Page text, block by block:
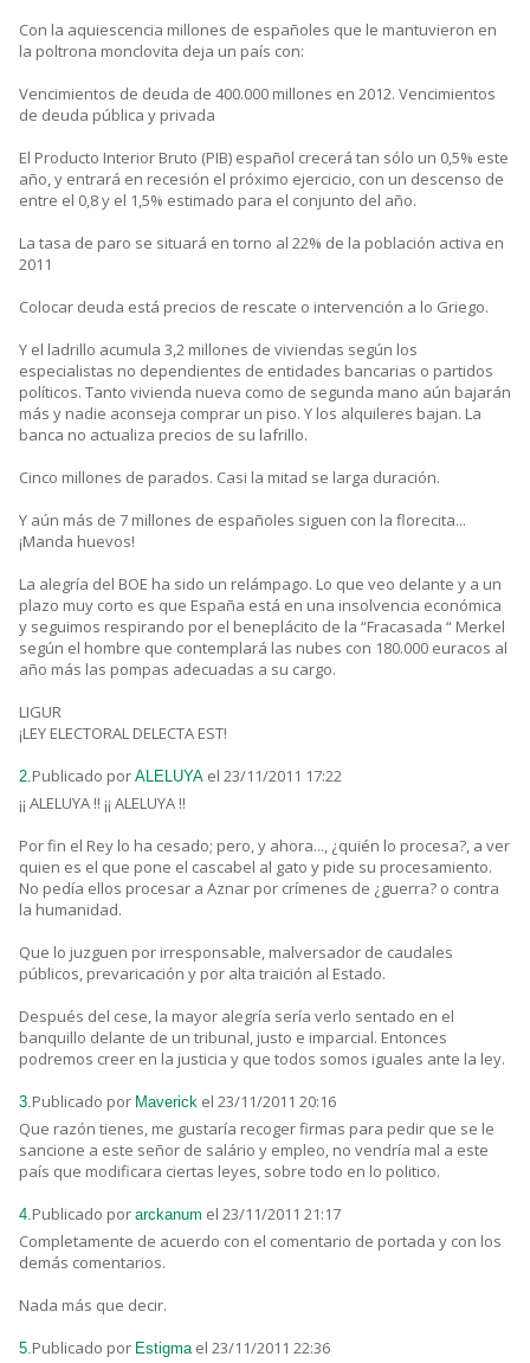
Con la aquiescencia millones de españoles que le mantuvieron en
la poltrona monclovita deja un país con:
Vencimientos de deuda de 400.000 millones en 2012. Vencimientos
de deuda pública y privada
El Producto Interior Bruto (PIB) español crecerá tan sólo un 0,5% este
año, y entrará en recesión el próximo ejercicio, con un descenso de
entre el 0,8 y el 1,5% estimado para el conjunto del año.
La tasa de paro se situará en torno al 22% de la población activa en
2011
Colocar deuda está precios de rescate o intervención a lo Griego.
Y el ladrillo acumula 3,2 millones de viviendas según los
especialistas no dependientes de entidades bancarias o partidos
políticos. Tanto vivienda nueva como de segunda mano aún bajarán
más y nadie aconseja comprar un piso. Y los alquileres bajan. La
banca no actualiza precios de su lafrillo.
Cinco millones de parados. Casi la mitad se larga duración.
Y aún más de 7 millones de españoles siguen con la florecita...
¡Manda huevos!
La alegría del BOE ha sido un relámpago. Lo que veo delante y a un
plazo muy corto es que España está en una insolvencia económica
y seguimos respirando por el beneplácito de la “Fracasada “ Merkel
según el hombre que contemplará las nubes con 180.000 euracos al
año más las pompas adecuadas a su cargo.
LIGUR
¡LEY ELECTORAL DELECTA EST!
2.Publicado por ALELUYA el 23/11/2011 17:22
¡¡ ALELUYA !! ¡¡ ALELUYA !!
Por fin el Rey lo ha cesado; pero, y ahora..., ¿quién lo procesa?, a ver
quien es el que pone el cascabel al gato y pide su procesamiento.
No pedía ellos procesar a Aznar por crímenes de ¿guerra? o contra
la humanidad.
Que lo juzguen por irresponsable, malversador de caudales
públicos, prevaricación y por alta traición al Estado.
Después del cese, la mayor alegría sería verlo sentado en el
banquillo delante de un tribunal, justo e imparcial. Entonces
podremos creer en la justicia y que todos somos iguales ante la ley.
3.Publicado por Maverick el 23/11/2011 20:16
Que razón tienes, me gustaría recoger firmas para pedir que se le
sancione a este señor de salário y empleo, no vendría mal a este
país que modificara ciertas leyes, sobre todo en lo politico.
4.Publicado por arckanum el 23/11/2011 21:17
Completamente de acuerdo con el comentario de portada y con los
demás comentarios.
Nada más que decir.
5.Publicado por Estigma el 23/11/2011 22:36